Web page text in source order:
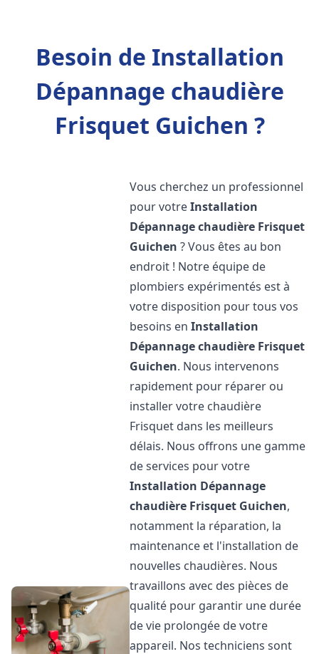
Besoin de Installation
Dépannage chaudière
Frisquet Guichen ?
Vous cherchez un professionnel
pour votreInstallation
Dépannage chaudière Frisquet
Guichen ? Vous êtes au bon
endroit ! Notre équipe de
plombiers expérimentés est à
votre disposition pour tous vos
besoins enInstallation
Dépannage chaudière Frisquet
Guichen. Nous intervenons
rapidement pour réparer ou
installer votre chaudière
Frisquet dans les meilleurs
délais. Nous offrons une gamme
de services pour votre
Installation Dépannage
chaudière Frisquet Guichen,
notamment la réparation, la
maintenance et l'installation de
nouvelles chaudières. Nous
travaillons avec des pièces de
qualité pour garantir une durée
de vie prolongée de votre
appareil. Nos techniciens sont